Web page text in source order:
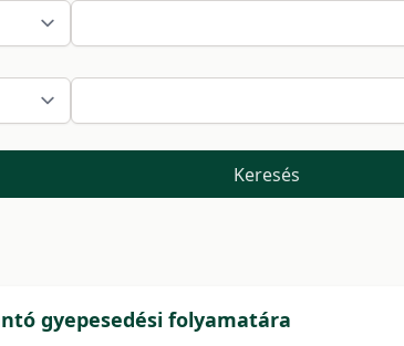
Keresés
gyepesedési folyamatára